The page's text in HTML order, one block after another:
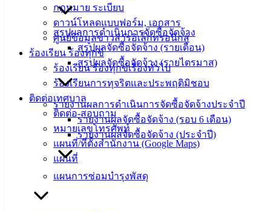
กฎหมาย ระเบียบ
ดาวน์โหลดแบบฟอร์ม, เอกสาร
ศูนย์ข้อมูลข่าวสารอิเล็กทรอนิกส์
ร้องเรียน ร้องทุกข์
ร้องเรียน ร้องทุกข์เรื่องทั่วไป
ร้องเรียนการทุจริตและประพฤติมิชอบ
ติดต่อเทศบาล
ติดต่อ-สอบถาม
หมายเลขโทรศัพท์
แผนที่/ที่ตั้งสำนักงาน (Google Maps)
แผนที่
สรุปผลการดำเนินการจัดซื้อจัดจ้าง
สรุปผลจัดซื้อจัดจ้าง (รายเดือน)
สรุปผลจัดซื้อจัดจ้าง (รายไตรมาส)
รายงานผลการดำเนินการจัดซื้อจัดจ้างประจำปี
รายงานผลจัดซื้อจัดจ้าง (รอบ 6 เดือน)
รายงานผลจัดซื้อจัดจ้าง (ประจำปี)
แผนการซ่อมบำรุงพัสดุ
อ.เมือง จ.ชลบุรี
ติดต่อ :038-
บริการ
ประชาชน
ดาวน์โหลด
แบบ
ฟอร์ม,
เอกสาร